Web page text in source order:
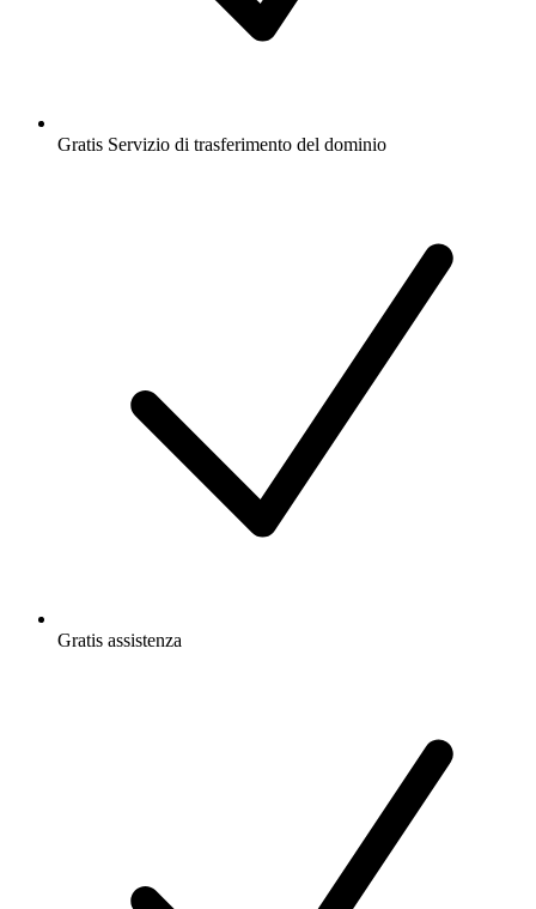
Gratis Servizio di trasferimento del dominio
Gratis assistenza